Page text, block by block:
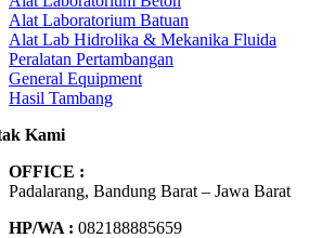
Alat Laboratorium Batuan
Alat Lab Hidrolika & Mekanika Fluida
Peralatan Pertambangan
General Equipment
Hasil Tambang
Kami
OFFICE :
Padalarang, Bandung Barat – Jawa Barat
HP/WA : 082188885659